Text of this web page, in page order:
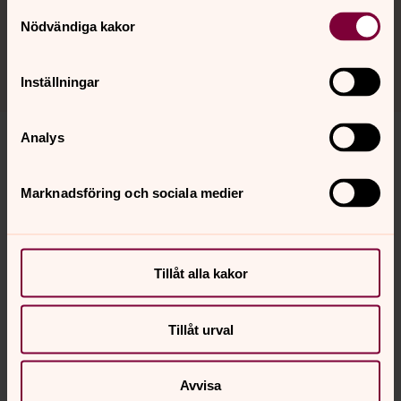
Nödvändiga kakor
Inställningar
Analys
Marknadsföring och sociala medier
Tillåt alla kakor
Tillåt urval
Avvisa
Therése Ekvall
barnsångkonsulent, Norrahammars församling
therese.ekvall@svenskakyrkan.se